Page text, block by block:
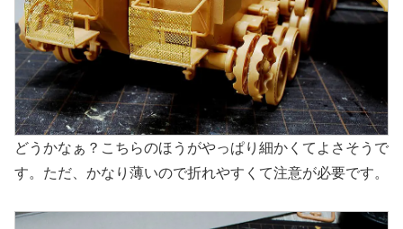
どうかなぁ？こちらのほうがやっぱり細かくてよさそうで
す。ただ、かなり薄いので折れやすくて注意が必要です。